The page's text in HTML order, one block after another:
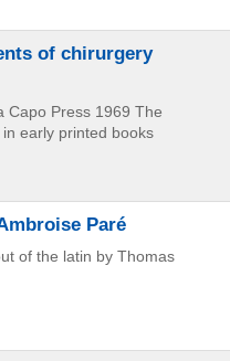
of chirurgery
Capo Press 1969 The
early printed books
Paré
of the latin by Thomas